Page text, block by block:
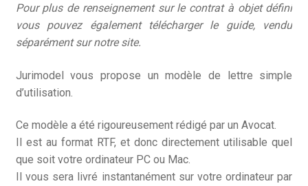
Pour plus de renseignement sur le contrat à objet défini
vous pouvez également télécharger le guide, vendu
séparément sur notre site.
Jurimodel vous propose un modèle de lettre simple
d’utilisation.
Ce modèle a été rigoureusement rédigé par un Avocat.
Il est au format RTF, et donc directement utilisable quel
que soit votre ordinateur PC ou Mac.
Il vous sera livré instantanément sur votre ordinateur par